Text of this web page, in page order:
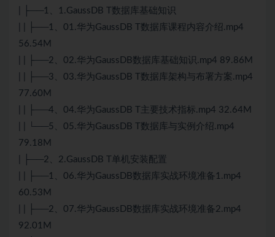
| ├──1、1.GaussDB T数据库基础知识
| | ├──1、01.华为GaussDB T数据库课程内容介绍.mp4
56.54M
| | ├──2、02.华为GaussDB数据库基础知识.mp4 89.86M
| | ├──3、03.华为GaussDB T数据库架构与布署方案.mp4
77.60M
| | ├──4、04.华为GaussDB T主要技术指标.mp4 32.64M
| | └──5、05.华为GaussDB T数据库与实例介绍.mp4
79.18M
| ├──2、2.GaussDB T单机安装配置
| | ├──1、06.华为GaussDB数据库实战环境准备1.mp4
60.53M
| | ├──2、07.华为GaussDB数据库实战环境准备2.mp4
92.01M